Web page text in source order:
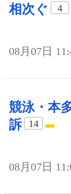
相次ぐ
4
08月07日
競泳・本
訴
14
08月07日